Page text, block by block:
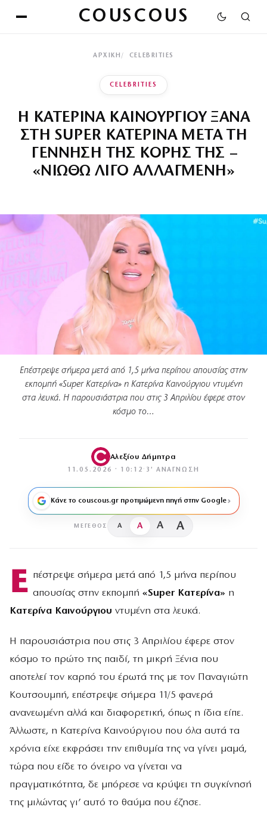
COUSCOUS
ΑΡΧΙΚΉ CELEBRITIES
CELEBRITIES
Η ΚΑΤΕΡΙΝΑ ΚΑΙΝΟΥΡΓΙΟΥ ΞΑΝΑ
ΣΤΗ SUPER ΚΑΤΕΡΙΝΑ ΜΕΤΑ ΤΗ
ΓΕΝΝΗΣΗ ΤΗΣ ΚΟΡΗΣ ΤΗΣ –
«ΝΙΩΘΩ ΛΙΓΟ ΑΛΛΑΓΜΕΝΗ»
Επέστρεψε σήμερα μετά από 1,5 μήνα περίπου απουσίας στην
εκπομπή «Super Κατερίνα» η Κατερίνα Καινούργιου ντυμένη
στα λευκά. Η παρουσιάστρια που στις 3 Απριλίου έφερε στον
κόσμο το…
Αλεξίου Δήμητρα
11.05.2026 · 10:12 · 3′ ΑΝΆΓΝΩΣΗ
Κάνε το couscous.gr προτιμώμενη πηγή στην Google
ΜΈΓΕΘΟΣ A A A A
Ε πέστρεψε σήμερα μετά από 1,5 μήνα περίπου
απουσίας στην εκπομπή «Super Κατερίνα» η
Κατερίνα Καινούργιου ντυμένη στα λευκά.
Η παρουσιάστρια που στις 3 Απριλίου έφερε στον
κόσμο το πρώτο της παιδί, τη μικρή Ξένια που
αποτελεί τον καρπό του έρωτά της με τον Παναγιώτη
Κουτσουμπή, επέστρεψε σήμερα 11/5 φανερά
ανανεωμένη αλλά και διαφορετική, όπως η ίδια είπε.
Άλλωστε, η Κατερίνα Καινούργιου που όλα αυτά τα
χρόνια είχε εκφράσει την επιθυμία της να γίνει μαμά,
τώρα που είδε το όνειρο να γίνεται να
πραγματικότητα, δε μπόρεσε να κρύψει τη συγκίνησή
της μιλώντας γι’ αυτό το θαύμα που έζησε.